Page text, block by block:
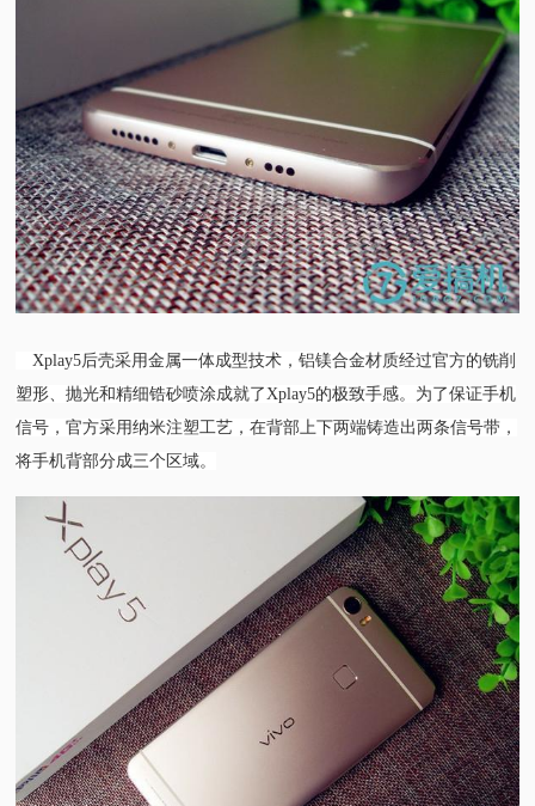
Xplay5后壳采用金属一体成型技术，铝镁合金材质经过官方的铣削
塑形、抛光和精细锆砂喷涂成就了Xplay5的极致手感。为了保证手机
信号，官方采用纳米注塑工艺，在背部上下两端铸造出两条信号带，
将手机背部分成三个区域。